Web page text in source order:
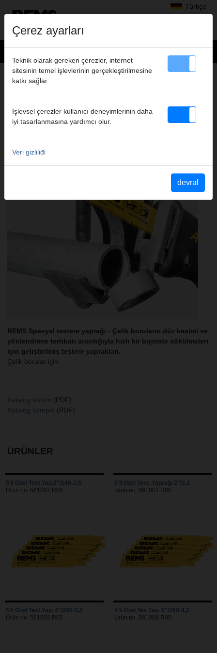
Türkçe
Ürünler>Testereler ile kesme> REMS Spesyal testere ağızları
REMS TIGER ANC/VE/SR, REMS TIGER ANC
PNÖMATIK VE DIĞER ÜRÜNLER IÇIN
REMS Spesyal testere yaprağı - Çelik boruların düz kesimi ve
yönlendirme tertibatı aracılığıyla hızlı bir biçimde sökülmeleri
için geliştirilmiş testere yaprakları.
Çelik borular için.
Katalog bölüm (PDF)
Katalog komple (PDF)
ÜRÜNLER
5'li Özel Test.Yap.2"/140-2,5
Ürün no. 561007 R05
5'li Özel Test. Yaprağı 2"/3,2
Ürün no. 561001 R05
5'li Özel Test.Yap. 4"/200-3,2
Ürün no. 561002 R05
5'li Özel Tes.Yap. 6"/260-3,2
Ürün no. 561008 R05
Çerez ayarları
Teknik olarak gereken çerezler, internet
sitesinin temel işlevlerinin gerçekleştirilmesine
katkı sağlar.
İşlevsel çerezler kullanıcı deneyimlerinin daha
iyi tasarlanmasına yardımcı olur.
Veri gizliliđi
devral